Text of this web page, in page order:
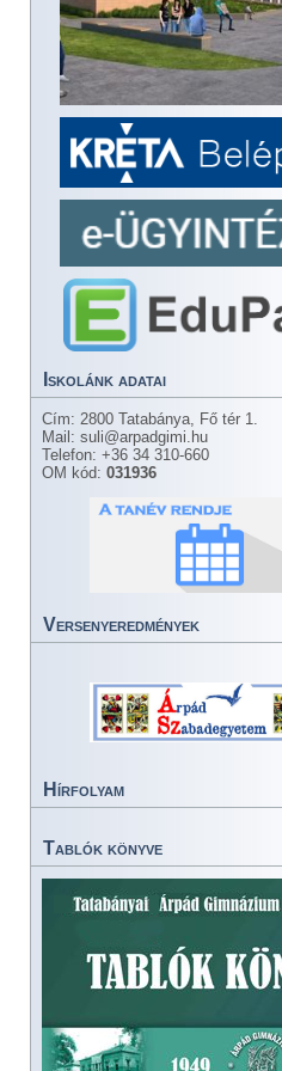
Iskolánk adatai
Cím: 2800 Tatabánya, Fő tér 1.
Mail: suli@arpadgimi.hu
Telefon: +36 34 310-660
OM kód: 031936
Versenyeredmények
Hírfolyam
Tablók könyve